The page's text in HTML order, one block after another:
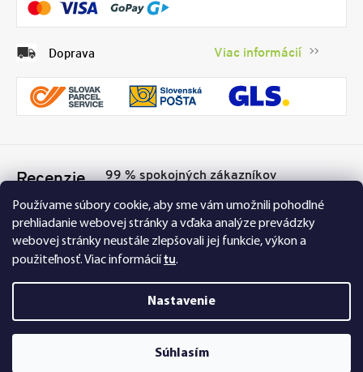
Používame súbory cookie, aby sme vám umožnili pohodlné
prehliadanie webovej stránky a vďaka analýze prevádzky
webovej stránky neustále zlepšovali jej funkcie, výkon a
použiteľnosť.Viac informáciítu.
Nastavenie
Súhlasím
Doprava Viac informácií
Recenzie 99 % spokojných zákazníkov
Nakupujte na FEXI bezpečne a bez obáv. Vďaka